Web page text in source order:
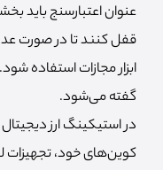
عنوان اعتبارسنج باید
قفل کنند تا در صورت
ابزار مجازات استفاده
گفته می‌شود.
در استیکینگ ارز
کوین‌های خود، تجهیزات